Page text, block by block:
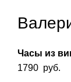
Часы из
1790 руб.